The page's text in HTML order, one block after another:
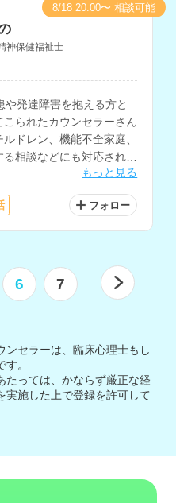
神保健福祉士
発達障害を抱える方と
られたカウンセラーさん
ドレン、機能不全家庭、
相談などにも対応されて
しての勤務経験もお持ちで
もっと見る
フォロー
8/18 20:00〜 相談可能
6 7
セラーは、臨床心理士もし
。
たっては、かならず厳正な経
実施した上で登録を許可して